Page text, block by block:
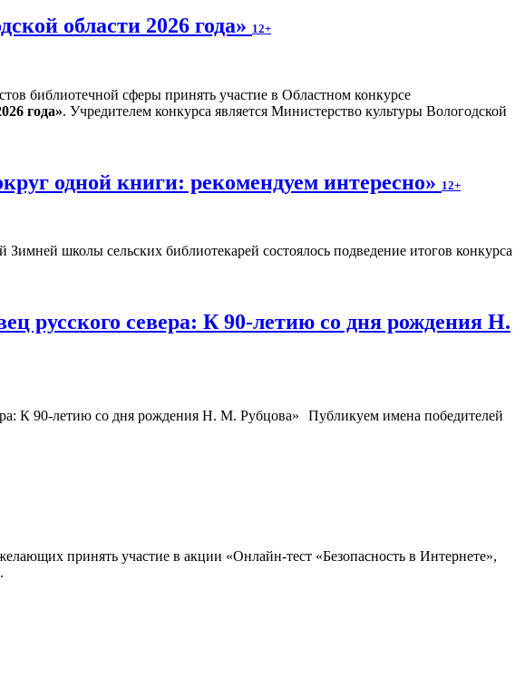
области 2026 года» 12+
библиотечной сферы принять участие в Областном конкурсе
года». Учредителем конкурса является Министерство культуры Вологодской
одной книги: рекомендуем интересно» 12+
школы сельских библиотекарей состоялось подведение итогов конкурса
русского севера: К 90-летию со дня рождения Н.
Публикуем имена победителей
принять участие в акции «Онлайн-тест «Безопасность в Интернете»,